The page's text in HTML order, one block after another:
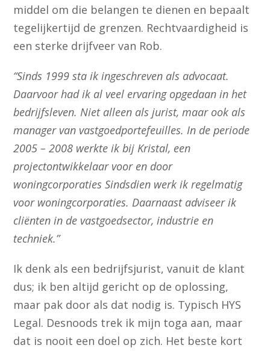
middel om die belangen te dienen en bepaalt
tegelijkertijd de grenzen. Rechtvaardigheid is
een sterke drijfveer van Rob.
“Sinds 1999 sta ik ingeschreven als advocaat.
Daarvoor had ik al veel ervaring opgedaan in het
bedrijfsleven. Niet alleen als jurist, maar ook als
manager van vastgoedportefeuilles. In de periode
2005 – 2008 werkte ik bij Kristal, een
projectontwikkelaar voor en door
woningcorporaties Sindsdien werk ik regelmatig
voor woningcorporaties. Daarnaast adviseer ik
cliënten in de vastgoedsector, industrie en
techniek.”
Ik denk als een bedrijfsjurist, vanuit de klant
dus; ik ben altijd gericht op de oplossing,
maar pak door als dat nodig is. Typisch HYS
Legal. Desnoods trek ik mijn toga aan, maar
dat is nooit een doel op zich. Het beste kort